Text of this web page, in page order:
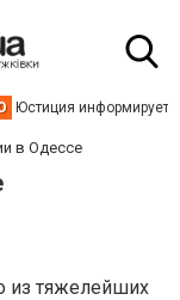
Юстиция информирует
в Одессе
из тяжелейших